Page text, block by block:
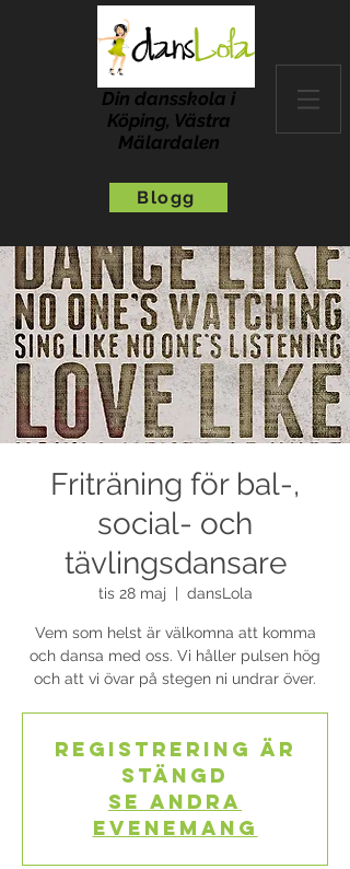
Din dansskola i
Köping, Västra
Mälardalen
Blogg
Friträning för bal-,
social- och
tävlingsdansare
tis 28 maj dansLola
Vem som helst är välkomna att komma
och dansa med oss. Vi håller pulsen hög
och att vi övar på stegen ni undrar över.
Registrering är
stängd
Se andra
evenemang